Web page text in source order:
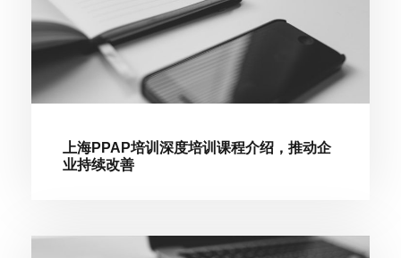
上海PPAP培训深度培训课程介绍，推动企
业持续改善